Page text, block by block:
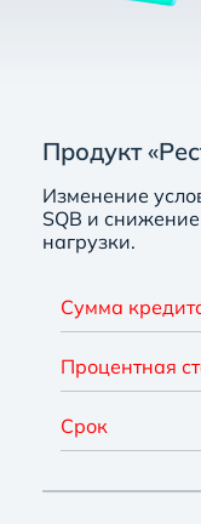
Продукт
Изменение
SQB и
нагрузки.
Сумма
Процентная
Срок